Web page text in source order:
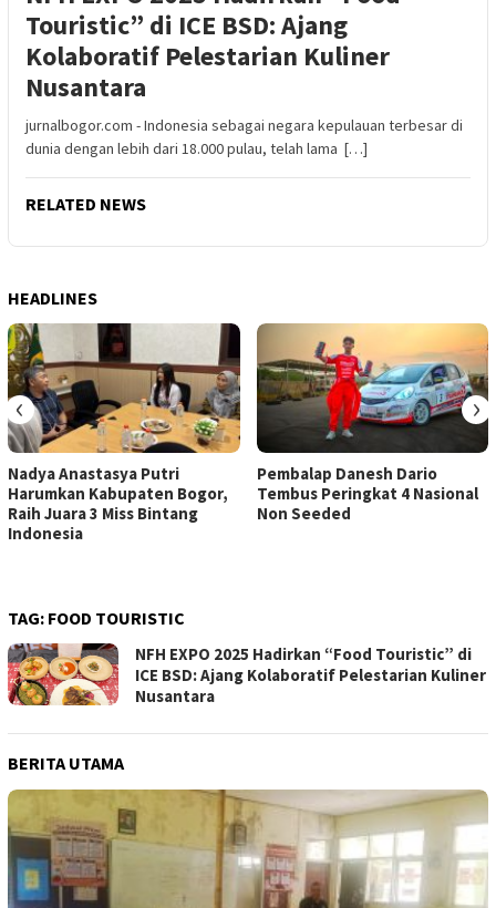
Touristic” di ICE BSD: Ajang
Kolaboratif Pelestarian Kuliner
Nusantara
jurnalbogor.com - Indonesia sebagai negara kepulauan terbesar di
dunia dengan lebih dari 18.000 pulau, telah lama […]
RELATED NEWS
HEADLINES
Nadya Anastasya Putri
Harumkan Kabupaten Bogor,
Raih Juara 3 Miss Bintang
Indonesia
Pembalap Danesh Dario
Tembus Peringkat 4 Nasional
Non Seeded
‹ ›
TAG: FOOD TOURISTIC
NFH EXPO 2025 Hadirkan “Food Touristic” di
ICE BSD: Ajang Kolaboratif Pelestarian Kuliner
Nusantara
BERITA UTAMA